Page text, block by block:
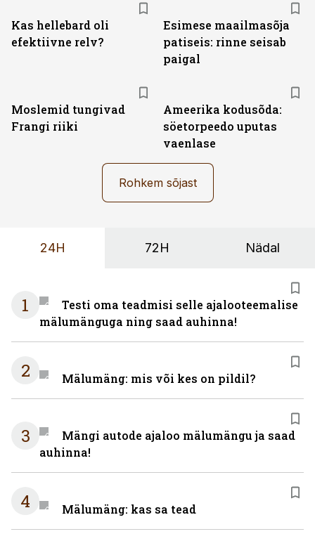
Kas hellebard oli
efektiivne relv?
Esimese maailmasõja
patiseis: rinne seisab
paigal
Moslemid tungivad
Frangi riiki
Ameerika kodusõda:
söetorpeedo uputas
vaenlase
Rohkem sõjast
24H 72H Nädal
1
Testi oma teadmisi selle ajalooteemalise
mälumänguga ning saad auhinna!
2 Mälumäng: mis või kes on pildil?
3
Mängi autode ajaloo mälumängu ja saad
auhinna!
4 Mälumäng: kas sa tead